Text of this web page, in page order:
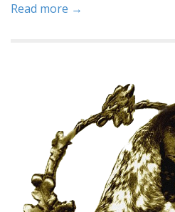
Read more →